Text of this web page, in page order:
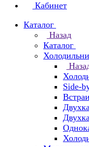
Кабинет
Каталог
Назад
Каталог
Side-